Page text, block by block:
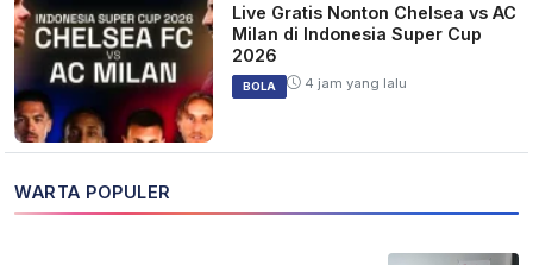
Live Gratis Nonton Chelsea vs AC
Milan di Indonesia Super Cup
2026
BOLA 4 jam yang lalu
WARTA POPULER